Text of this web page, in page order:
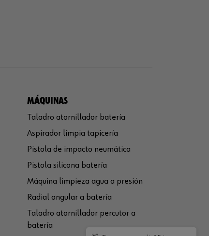
MÁQUINAS
Taladro atornillador batería
Aspirador limpia tapicería
Pistola de impacto neumática
Pistola silicona batería
Máquina limpieza agua a presión
Radial angular a batería
Taladro atornillador percutor a
batería